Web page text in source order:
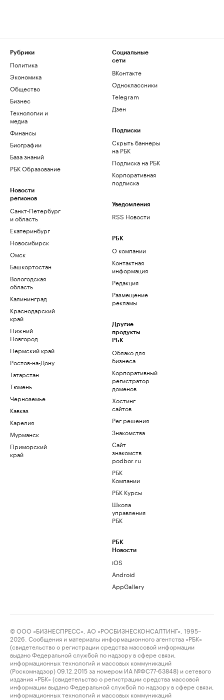
Рубрики
Политика
Экономика
Общество
Бизнес
Технологии и
медиа
Финансы
Биографии
База знаний
РБК Образование
Новости
регионов
Санкт-Петербург
и область
Екатеринбург
Новосибирск
Омск
Башкортостан
Вологодская
область
Калининград
Краснодарский
край
Нижний
Новгород
Пермский край
Ростов-на-Дону
Татарстан
Тюмень
Черноземье
Кавказ
Карелия
Мурманск
Приморский
край
Социальные
сети
ВКонтакте
Одноклассники
Telegram
Дзен
Подписки
Скрыть баннеры
на РБК
Подписка на РБК
Корпоративная
подписка
Уведомления
RSS Новости
РБК
О компании
Контактная
информация
Редакция
Размещение
рекламы
Другие
продукты
РБК
Облако для
бизнеса
Корпоративный
регистратор
доменов
Хостинг
сайтов
Рег.решения
Знакомства
Сайт
знакомств
podbor.ru
РБК
Компании
РБК Курсы
Школа
управления
РБК
РБК
Новости
iOS
Android
AppGallery
© ООО «БИЗНЕСПРЕСС», АО «РОСБИЗНЕСКОНСАЛТИНГ», 1995–
2026. Сообщения и материалы информационного агентства «РБК»
(свидетельство о регистрации средства массовой информации
выдано Федеральной службой по надзору в сфере связи,
информационных технологий и массовых коммуникаций
(Роскомнадзор) 09.12.2015 за номером ИА №ФС77-63848) и сетевого
издания «РБК» (свидетельство о регистрации средства массовой
информации выдано Федеральной службой по надзору в сфере связи,
информационных технологий и массовых коммуникаций